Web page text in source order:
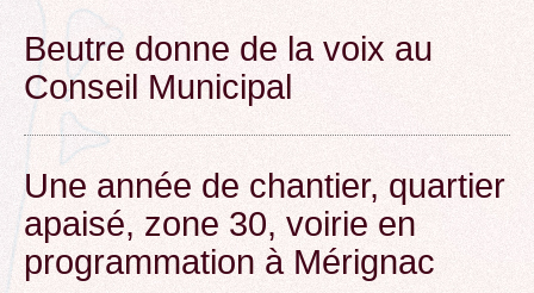
Beutre donne de la voix au
Conseil Municipal
Une année de chantier, quartier
apaisé, zone 30, voirie en
programmation à Mérignac